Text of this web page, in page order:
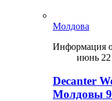
Молдова
Информация
июнь 22
Decanter
Молдовы